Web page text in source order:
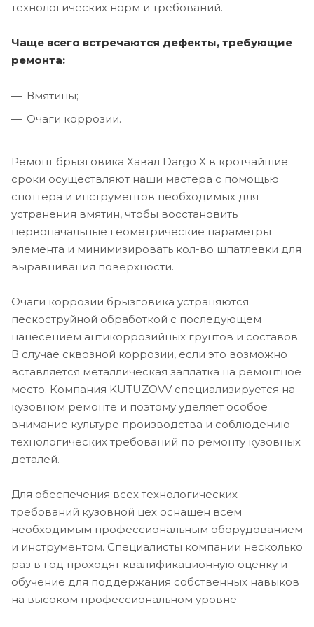
технологических норм и требований.
Чаще всего встречаются дефекты, требующие
ремонта:
Вмятины;
Очаги коррозии.
Ремонт брызговика Хавал Dargo X в кротчайшие
сроки осуществляют наши мастера с помощью
споттера и инструментов необходимых для
устранения вмятин, чтобы восстановить
первоначальные геометрические параметры
элемента и минимизировать кол-во шпатлевки для
выравнивания поверхности.
Очаги коррозии брызговика устраняются
пескоструйной обработкой с последующем
нанесением антикоррозийных грунтов и составов.
В случае сквозной коррозии, если это возможно
вставляется металлическая заплатка на ремонтное
место. Компания KUTUZOVV специализируется на
кузовном ремонте и поэтому уделяет особое
внимание культуре производства и соблюдению
технологических требований по ремонту кузовных
деталей.
Для обеспечения всех технологических
требований кузовной цех оснащен всем
необходимым профессиональным оборудованием
и инструментом. Специалисты компании несколько
раз в год проходят квалификационную оценку и
обучение для поддержания собственных навыков
на высоком профессиональном уровне